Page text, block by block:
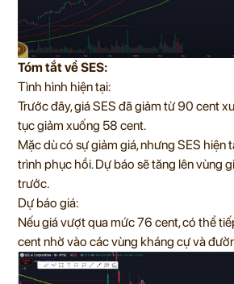
Tóm tắt về SES:
Tình hình hiện tại:
Trước đây, giá SES đã giảm từ 90 cent
tục giảm xuống 58 cent.
Mặc dù có sự giảm giá, nhưng SES hiện
trình phục hồi. Dự báo sẽ tăng lên vùng
trước.
Dự báo giá:
Nếu giá vượt qua mức 76 cent, có thể
cent nhờ vào các vùng kháng cự và